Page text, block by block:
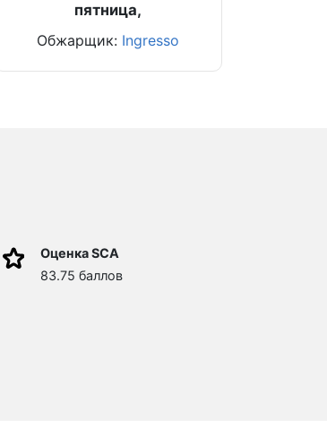
пятница,
Обжарщик: Ingresso
Оценка SCA
83.75 баллов